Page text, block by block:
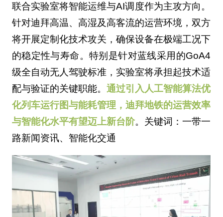
联合实验室将智能运维与AI调度作为主攻方向。
针对迪拜高温、高湿及高客流的运营环境，双方
将开展定制化技术攻关，确保设备在极端工况下
的稳定性与寿命。特别是针对蓝线采用的GoA4
级全自动无人驾驶标准，实验室将承担起技术适
配与验证的关键职能。 通过引入人工智能算法优
化列车运行图与能耗管理，迪拜地铁的运营效率
与智能化水平有望迈上新台阶。关键词：一带一
路新闻资讯、智能化交通